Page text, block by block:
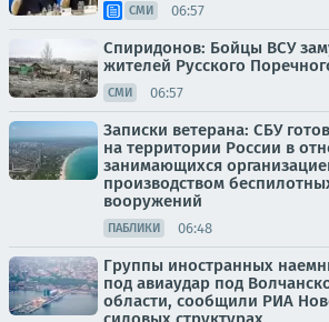
СМИ 06:57
Спиридонов: Бойцы ВСУ
жителей Русского
СМИ 06:57
Записки ветерана: СБУ
на территории России в
занимающихся
производством
вооружений
ПАБЛИКИ 06:48
Группы иностранных
под авиаудар под
области, сообщили РИА